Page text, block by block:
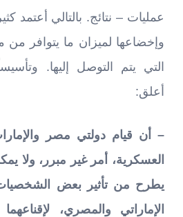
عمليات – نتائج. بالتالي أعتمد
وإخضاعها لميزان ما يتوافر من
التي يتم التوصل إليها.
أعلق:
– أن قيام دولتي مصر
العسكرية، أمر غير مبرر، ولا
يطرح من تأثير بعض الشخصيات
الإماراتي والمصري،